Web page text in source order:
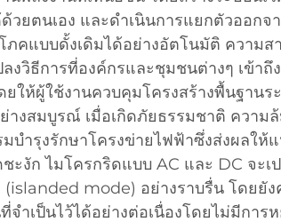
วยตนเอง และดำเนินการแยกตัวออกจ
ภคแบบดั้งเดิมได้อย่างอัตโนมัติ ความส
งวิธีการที่องค์กรและชุมชนต่างๆ เข้า
ยให้ผู้ใช้งานควบคุมโครงสร้างพื้นฐานร
างสมบูรณ์ เมื่อเกิดภัยธรรมชาติ ความ
บำรุงรักษาโครงข่ายไฟฟ้าซึ่งส่งผลให้
ะงัก ไมโครกริดแบบ AC และ DC จะเ
(islanded mode) อย่างราบรื่น โดยยัง
จำเป็นไว้ได้อย่างต่อเนื่องโดยไม่มีการ